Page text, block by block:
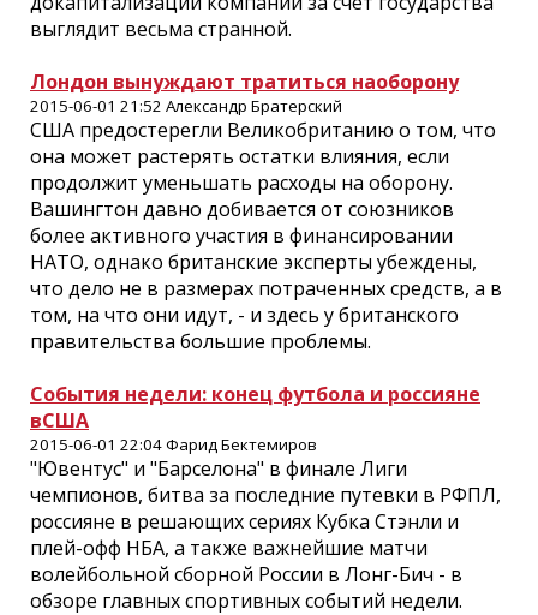
выглядит весьма странной.
Лондон вынуждают тратиться наоборону
2015-06-01 21:52 Александр Братерский
США предостерегли Великобританию о том, что
она может растерять остатки влияния, если
продолжит уменьшать расходы на оборону.
Вашингтон давно добивается от союзников
более активного участия в финансировании
НАТО, однако британские эксперты убеждены,
что дело не в размерах потраченных средств, а в
том, на что они идут, - и здесь у британского
правительства большие проблемы.
События недели: конец футбола и россияне
вСША
2015-06-01 22:04 Фарид Бектемиров
"Ювентус" и "Барселона" в финале Лиги
чемпионов, битва за последние путевки в РФПЛ,
россияне в решающих сериях Кубка Стэнли и
плей-офф НБА, а также важнейшие матчи
волейбольной сборной России в Лонг-Бич - в
обзоре главных спортивных событий недели.